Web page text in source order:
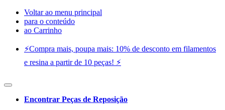
Voltar ao menu principal
para o conteúdo
ao Carrinho
⚡️Compra mais, poupa mais: 10% de desconto em filamentos
e resina a partir de 10 peças! ⚡️
Encontrar Peças de Reposição